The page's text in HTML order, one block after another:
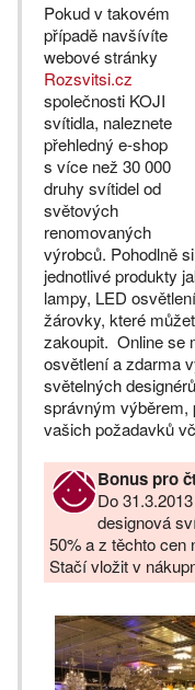
Pokud v takovém
případě navšívíte
webové stránky
Rozsvitsi.cz
společnosti KOJI
svítidla, naleznete
přehledný e-shop
s více než 30 000
druhy svítidel od
světových
renomovaných
výrobců. Pohodlně
jednotlivé produkty
lampy, LED
žárovky, které
zakoupit. Online se
osvětlení a zdarma
světelných
správným
vašich požadavků
Bonus pro
Do
designová
50% a z těchto
Stačí vložit v